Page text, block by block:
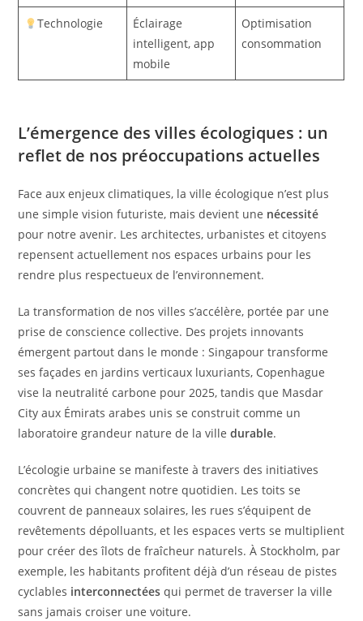
Technologie
Éclairage
intelligent, app
mobile
Optimisation
consommation
L’émergence des villes écologiques : un
reflet de nos préoccupations actuelles
Face aux enjeux climatiques, la ville écologique n’est plus
une simple vision futuriste, mais devient une nécessité
pour notre avenir. Les architectes, urbanistes et citoyens
repensent actuellement nos espaces urbains pour les
rendre plus respectueux de l’environnement.
La transformation de nos villes s’accélère, portée par une
prise de conscience collective. Des projets innovants
émergent partout dans le monde : Singapour transforme
ses façades en jardins verticaux luxuriants, Copenhague
vise la neutralité carbone pour 2025, tandis que Masdar
City aux Émirats arabes unis se construit comme un
laboratoire grandeur nature de la villedurable.
L’écologie urbaine se manifeste à travers des initiatives
concrètes qui changent notre quotidien. Les toits se
couvrent de panneaux solaires, les rues s’équipent de
revêtements dépolluants, et les espaces verts se multiplient
pour créer des îlots de fraîcheur naturels. À Stockholm, par
exemple, les habitants profitent déjà d’un réseau de pistes
cyclables interconnectées qui permet de traverser la ville
sans jamais croiser une voiture.